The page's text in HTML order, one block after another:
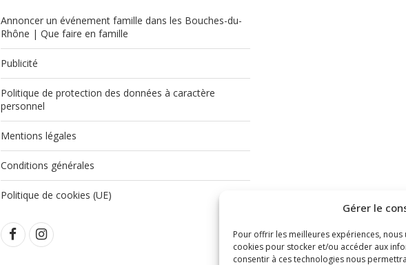
Gérer le
Pour offrir les meilleures expériences,
cookies pour stocker et/ou accéder aux
consentir à ces technologies nous
Annoncer un événement famille dans les Bouches-du-
Rhône | Que faire en famille
Publicité
Politique de protection des données à caractère
personnel
Mentions légales
Conditions générales
Politique de cookies (UE)